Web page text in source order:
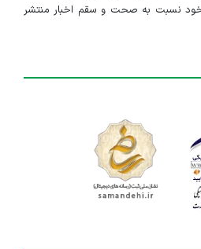
خود نسبت به صحت و سقم اخبار منتشر